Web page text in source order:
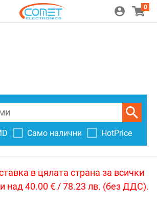
0
Само налични HotPrice
в цялата страна за всички
над 40.00 € / 78.23 лв. (без ДДС).